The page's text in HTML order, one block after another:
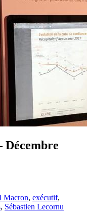
Décembre
Macron, exécutif,
, Sébastien Lecornu